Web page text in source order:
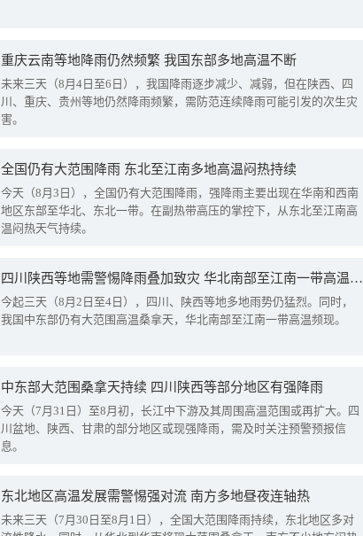
重庆云南等地降雨仍然频繁 我国东部多地高温不断
未来三天（8月4日至6日），我国降雨逐步减少、减弱，但在陕西、四
川、重庆、贵州等地仍然降雨频繁，需防范连续降雨可能引发的次生灾
害。
全国仍有大范围降雨 东北至江南多地高温闷热持续
今天（8月3日），全国仍有大范围降雨，强降雨主要出现在华南和西南
地区东部至华北、东北一带。在副热带高压的掌控下，从东北至江南高
温闷热天气持续。
四川陕西等地需警惕降雨叠加致灾 华北南部至江南一带高温频现
今起三天（8月2日至4日），四川、陕西等地多地雨势仍猛烈。同时，
我国中东部仍有大范围高温桑拿天，华北南部至江南一带高温频现。
中东部大范围桑拿天持续 四川陕西等部分地区有强降雨
今天（7月31日）至8月初，长江中下游及其周围高温范围或再扩大。四
川盆地、陕西、甘肃的部分地区或现强降雨，需及时关注预警预报信
息。
东北地区高温发展需警惕强对流 南方多地昼夜连轴热
未来三天（7月30日至8月1日），全国大范围降雨持续，东北地区多对